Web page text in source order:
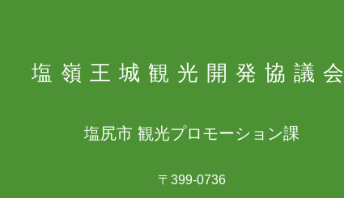
塩嶺王城 観光開発協議会
塩尻市 観光プロモーション課
〒399-0736